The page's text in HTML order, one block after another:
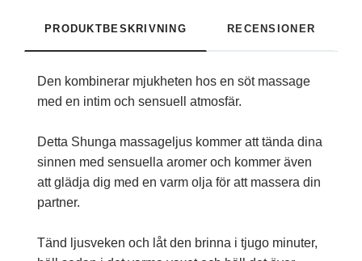
PRODUKTBESKRIVNING RECENSIONER
Den kombinerar mjukheten hos en söt massage
med en intim och sensuell atmosfär.
Detta Shunga massageljus kommer att tända dina
sinnen med sensuella aromer och kommer även
att glädja dig med en varm olja för att massera din
partner.
Tänd ljusveken och låt den brinna i tjugo minuter,